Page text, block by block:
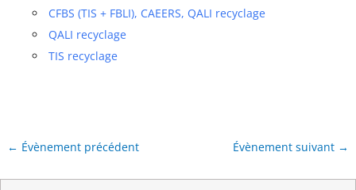
CFBS (TIS + FBLI), CAEERS, QALI recyclage
QALI recyclage
TIS recyclage
← Évènement précédent Évènement suivant →